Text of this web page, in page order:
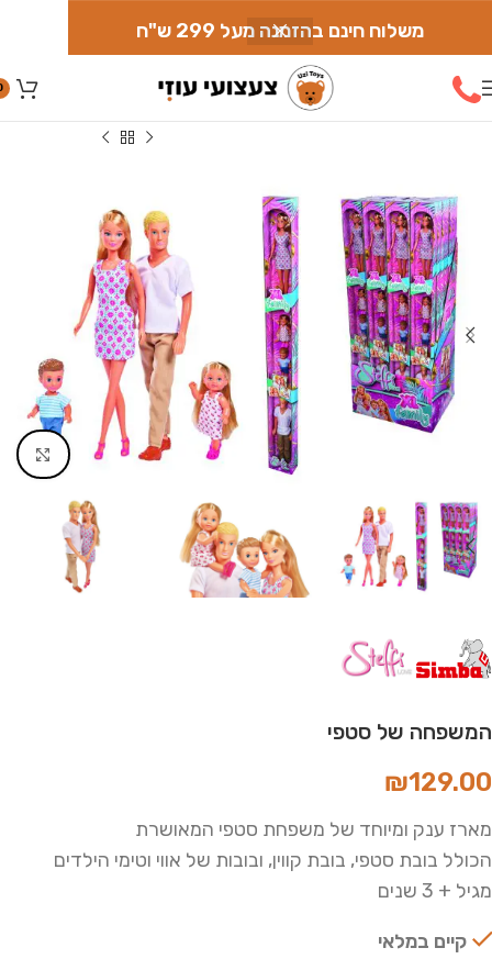
משלוח חינם בהזמנה מעל 299 ש"ח
Click to enlarge
המשפחה של סטפי
₪129.00
מארז ענק ומיוחד של משפחת סטפי המאושרת
הכולל בובת סטפי, בובת קווין, ובובות של אווי וטימי הילדים
מגיל + 3 שנים
קיים במלאי